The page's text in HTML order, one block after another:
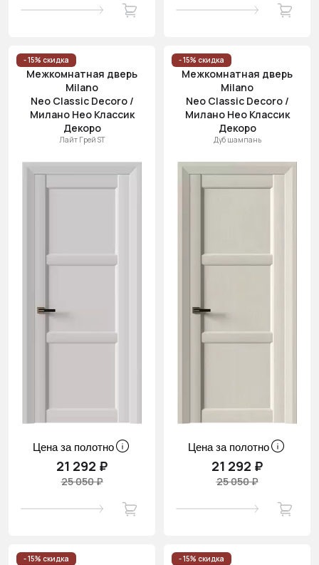
- 15% скидка
Межкомнатная дверь
Milano
Neo Classic Decoro /
Милано Нео Классик
Декоро
Лайт Грей ST
Цена за полотно
21 292 ₽
25 050 ₽
- 15% скидка
Межкомнатная дверь
Milano
Neo Classic Decoro /
Милано Нео Классик
Декоро
Дуб шампань
Цена за полотно
21 292 ₽
25 050 ₽
- 15% скидка - 15% скидка